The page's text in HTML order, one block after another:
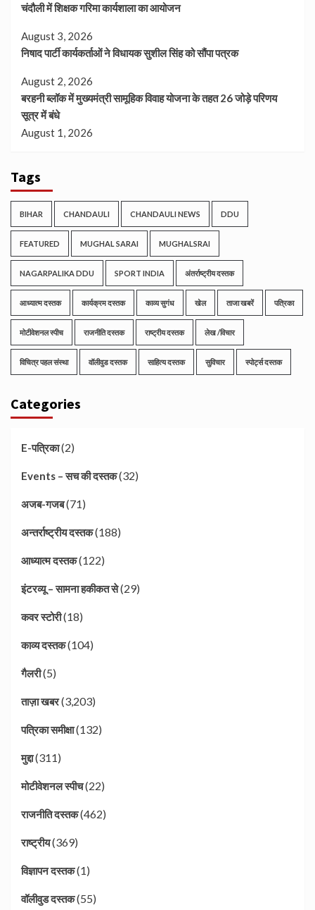
चंदौली में शिक्षक गरिमा कार्यशाला का आयोजन
August 3, 2026
निषाद पार्टी कार्यकर्ताओं ने विधायक सुशील सिंह को सौंपा पत्रक
August 2, 2026
बरहनी ब्लॉक में मुख्यमंत्री सामूहिक विवाह योजना के तहत 26 जोड़े परिणय
सूत्र में बंधे
August 1, 2026
Tags
BIHAR CHANDAULI CHANDAULI NEWS DDU
FEATURED MUGHAL SARAI MUGHALSRAI
NAGARPALIKA DDU SPORT INDIA अंतर्राष्ट्रीय दस्तक
आध्यात्म दस्तक कार्यक्रम दस्तक काव्य सुगंध खेल ताजा खबरें पत्रिका
मोटीवेशनल स्पीच राजनीति दस्तक राष्ट्रीय दस्तक लेख /विचार
विचित्र पहल संस्था वॉलीवुड दस्तक साहित्य दस्तक सुविचार स्पोर्ट्स दस्तक
Categories
E-पत्रिका(2)
Events – सच की दस्तक(32)
अजब-गजब(71)
अन्तर्राष्ट्रीय दस्तक(188)
आध्यात्म दस्तक(122)
इंटरव्यू – सामना हकीकत से(29)
कवर स्टोरी(18)
काव्य दस्तक(104)
गैलरी(5)
ताज़ा खबर(3,203)
पत्रिका समीक्षा(132)
मुद्दा(311)
मोटीवेशनल स्पीच(22)
राजनीति दस्तक(462)
राष्ट्रीय(369)
विज्ञापन दस्तक(1)
वॉलीवुड दस्तक(55)